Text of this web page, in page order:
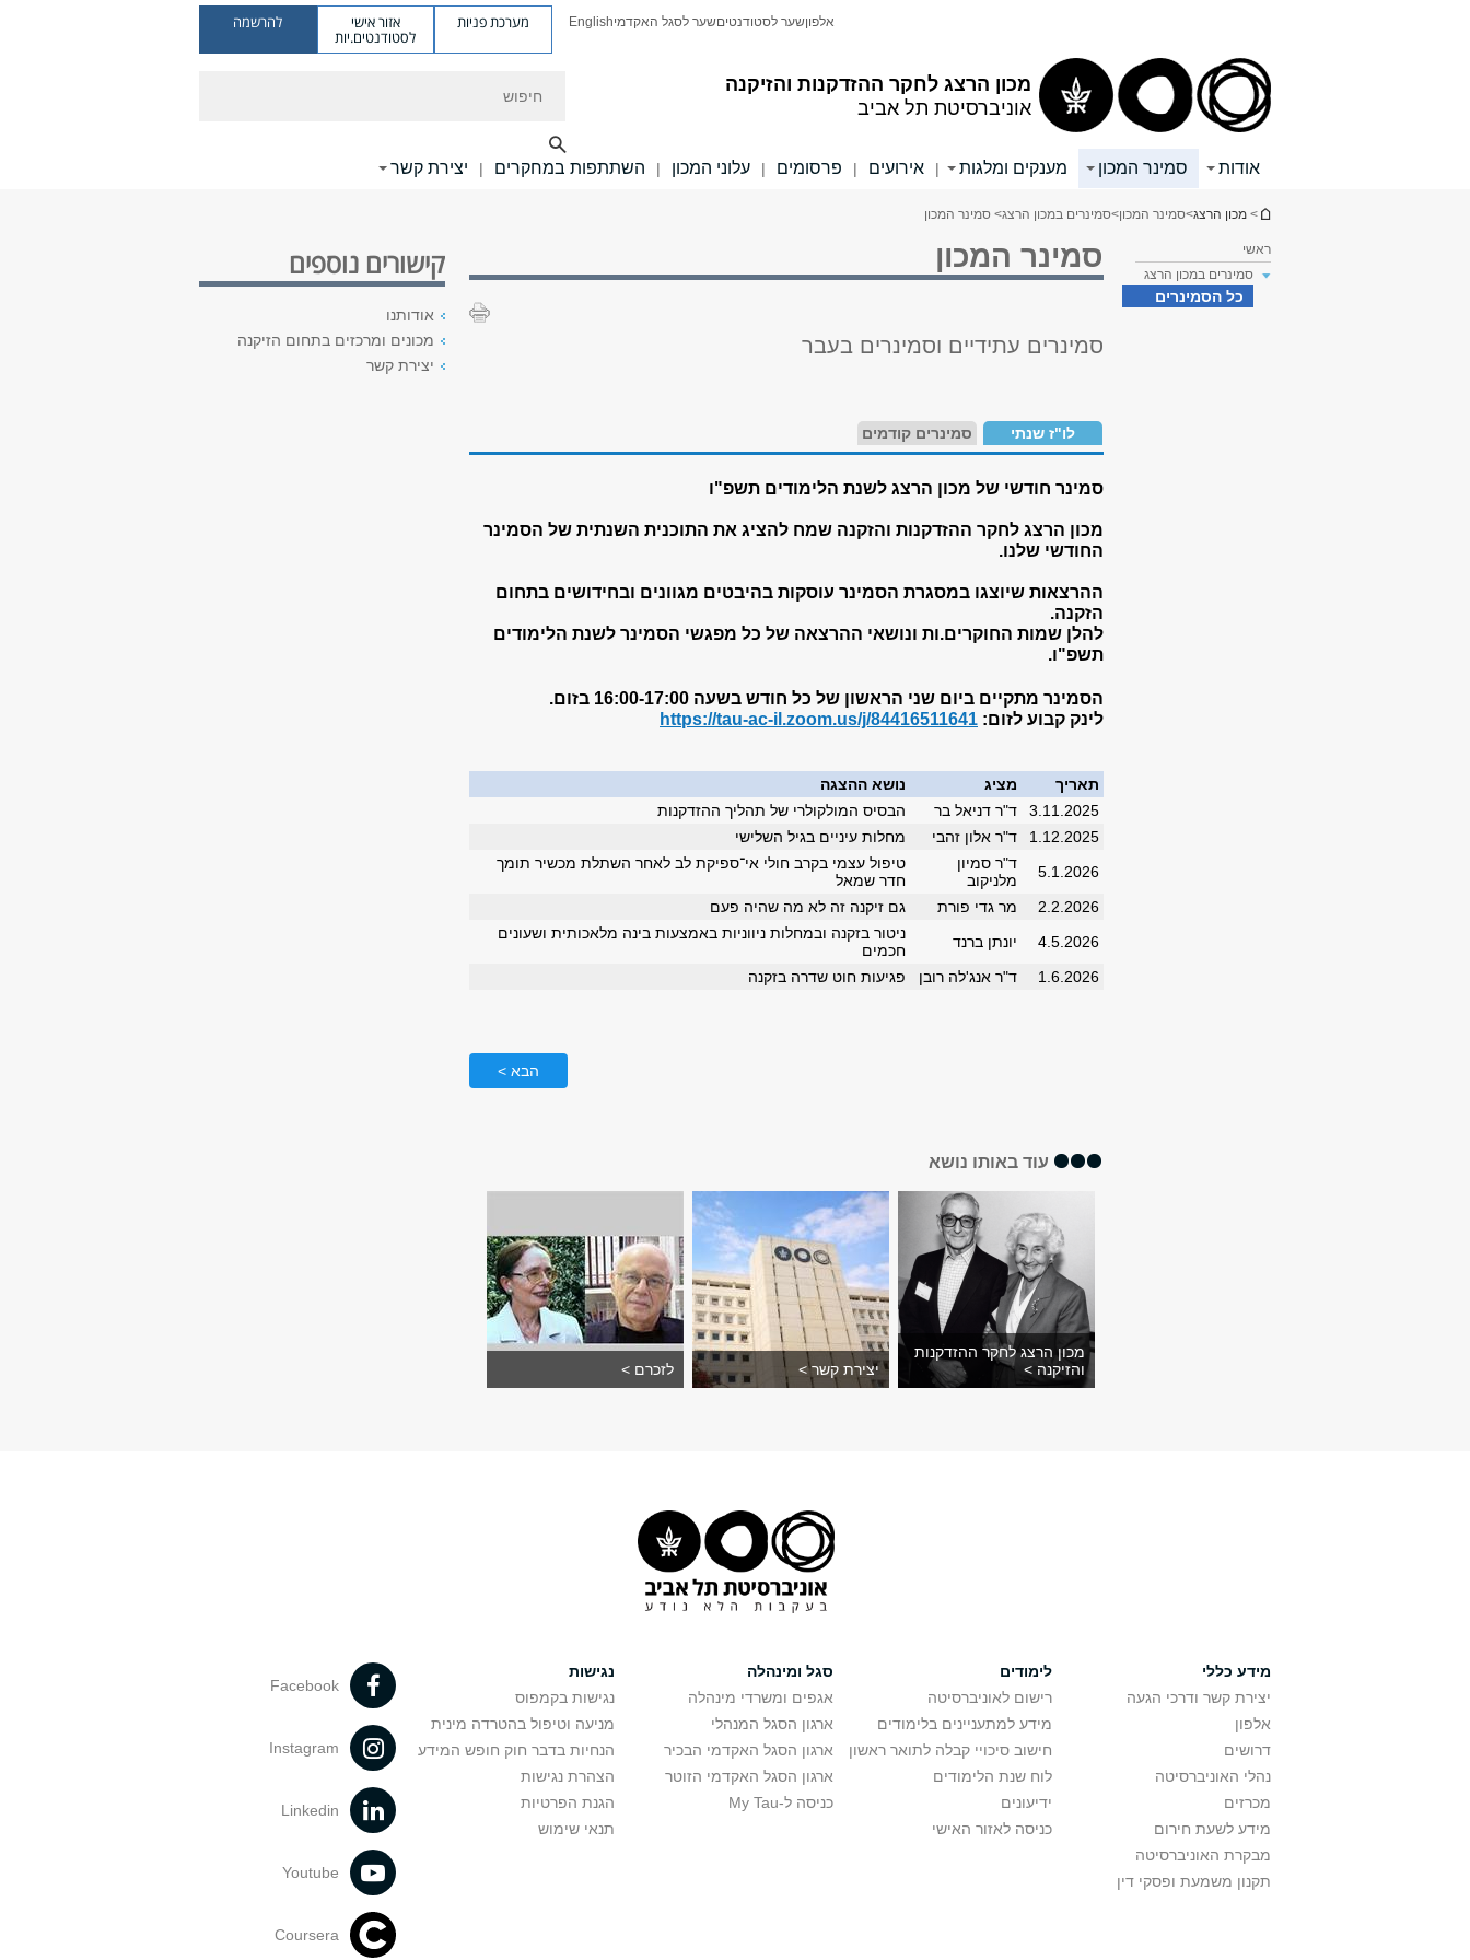
מכון הרצג לחקר ההזדקנות והזיקנה
אוניברסיטת תל אביב
אלפוןשער לסטודנטיםשער לסגל האקדמיEnglish מערכת פניות אזור אישי
לסטודנטים.יות
להרשמה
אודות סמינר המכון מענקים ומלגות | אירועים | פרסומים | עלוני המכון | השתתפות במחקרים | יצירת קשר
הינך נמצא כאן
> מכון הרצג>סמינר המכון>סמינרים במכון הרצג> סמינר המכון
ראשי
סמינרים במכון הרצג
כל הסמינרים
סמינר המכון
סמינרים עתידיים וסמינרים בעבר
לו"ז שנתי סמינרים קודמים
סמינר חודשי של מכון הרצג לשנת הלימודים תשפ"ו
מכון הרצג לחקר ההזדקנות והזקנה שמח להציג את התוכנית השנתית של הסמינר
החודשי שלנו.
ההרצאות שיוצגו במסגרת הסמינר עוסקות בהיבטים מגוונים ובחידושים בתחום
הזקנה.
להלן שמות החוקרים.ות ונושאי ההרצאה של כל מפגשי הסמינר לשנת הלימודים
תשפ"ו.
הסמינר מתקיים ביום שני הראשון של כל חודש בשעה 16:00-17:00 בזום.
לינק קבוע לזום: https://tau-ac-il.zoom.us/j/84416511641
תאריך מציג
נושא ההצגה
3.11.2025
ד"ר דניאל בר
הבסיס המולקולרי של תהליך ההזדקנות
1.12.2025
ד"ר אלון זהבי
מחלות עיניים בגיל השלישי
5.1.2026
ד"ר סמיון
מלניקוב
טיפול עצמי בקרב חולי אי־ספיקת לב לאחר השתלת מכשיר תומך
חדר שמאל
2.2.2026
מר גדי פורת
גם זיקנה זה לא מה שהיה פעם
4.5.2026
יונתן ברנד
ניטור בזקנה ובמחלות ניווניות באמצעות בינה מלאכותית ושעונים
חכמים
1.6.2026
ד"ר אנג'לה רובן פגיעות חוט שדרה בזקנה
הבא >
עוד באותו נושא
מכון הרצג לחקר ההזדקנות
והזיקנה >
יצירת קשר > לזכרם >
קישורים נוספים
אודותנו
מכונים ומרכזים בתחום הזיקנה
יצירת קשר
מידע כללי
יצירת קשר ודרכי הגעה
אלפון
דרושים
נהלי האוניברסיטה
מכרזים
מידע לשעת חירום
מבקרת האוניברסיטה
תקנון משמעת ופסקי דין
לימודים
רישום לאוניברסיטה
מידע למתעניינים בלימודים
חישוב סיכויי קבלה לתואר ראשון
לוח שנת הלימודים
ידיעונים
כניסה לאזור האישי
סגל ומינהלה
אגפים ומשרדי מינהלה
ארגון הסגל המנהלי
ארגון הסגל האקדמי הבכיר
ארגון הסגל האקדמי הזוטר
כניסה ל-My Tau
נגישות
נגישות בקמפוס
מניעה וטיפול בהטרדה מינית
הנחיות בדבר חוק חופש המידע
הצהרת נגישות
הגנת הפרטיות
תנאי שימוש
Facebook
Instagram
Linkedin
Youtube
Coursera